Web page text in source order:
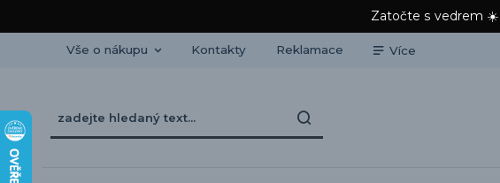
Zatočte s vedrem ☀️
Vše o nákupu Kontakty Reklamace Více